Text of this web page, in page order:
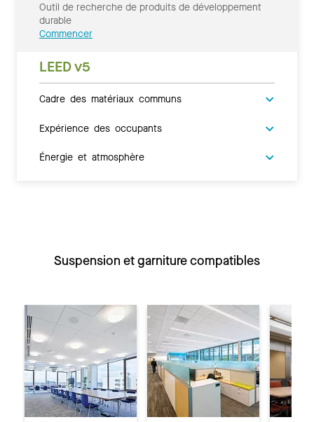
Outil de recherche de produits de développement
durable
Commencer
LEED v5
Cadre des matériaux communs
Expérience des occupants
Énergie et atmosphère
Suspension et garniture compatibles
Précédent